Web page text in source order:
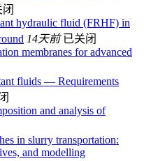
hydraulic fluid (FRHF) in
14天前 已关闭
membranes for advanced
fluids — Requirements
and analysis of
in slurry transportation:
and modelling